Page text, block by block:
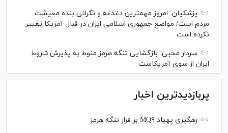
پزشکیان: امروز مهمترین دغدغه و نگرانی بنده معیشت
مردم است/ مواضع جمهوری اسلامی ایران در قبال آمریکا تغییر
نکرده است
سردار محبی: بازگشایی تنگه هرمز منوط به پذیرش شروط
ایران از سوی آمریکاست
پربازدیدترین اخبار
رهگیری پهپاد MQ۹ بر فراز تنگه هرمز